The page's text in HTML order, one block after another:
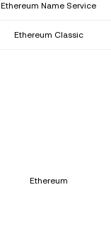
Ethereum Name Service
Ethereum Classic
Ethereum